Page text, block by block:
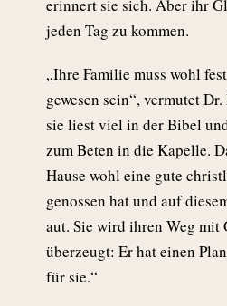
erinnert sie sich. Aber ihr
jeden Tag zu kommen.
„Ihre Familie muss wohl
gewesen sein“, vermutet
sie liest viel in der Bibel
zum Beten in die Kapelle.
Hause wohl eine gute
genossen hat und auf
aut. Sie wird ihren Weg mit
überzeugt: Er hat einen
für sie.“